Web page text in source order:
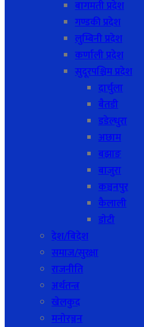
बागमती प्रदेश
गण्डकी प्रदेश
लुम्बिनी प्रदेश
कर्णाली प्रदेश
सुदूरपश्चिम प्रदेश
दार्चुला
बैतडी
डडेल्धुरा
अछाम
बझाङ
बाजुरा
कञ्चनपुर
कैलाली
डाेटी
देश/बिदेश
समाज/सुरक्षा
राजनीति
अर्थतन्त्र
खेलकुद
मनोरञ्जन